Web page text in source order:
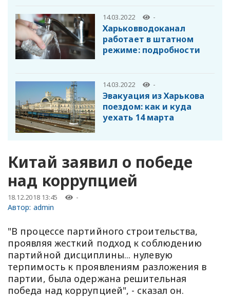
14.03.2022 -
Харьковводоканал
работает в штатном
режиме: подробности
14.03.2022 -
Эвакуация из Харькова
поездом: как и куда
уехать 14 марта
Китай заявил о победе
над коррупцией
18.12.2018 13:45 -
Автор: admin
"В процессе партийного строительства,
проявляя жесткий подход к соблюдению
партийной дисциплины... нулевую
терпимость к проявлениям разложения в
партии, была одержана решительная
победа над коррупцией", - сказал он.